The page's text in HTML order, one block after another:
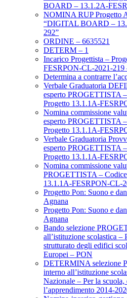
BOARD – 13.1.2A-
NOMINA RUP Progetto
“DIGITAL BOARD –
292”
ORDINE – 6635521
DETERM – 1
Incarico Progettista –
FESRPON-CL-2021-219
Determina a contrarre
Verbale Graduatoria
esperto PROGETTISTA
Progetto 13.1.1A-
Nomina commissione
esperto PROGETTISTA
Progetto 13.1.1A-
Verbale Graduatoria
esperto PROGETTISTA
Progetto 13.1.1A-
Nomina commissione
PROGETTISTA –
13.1.1A-FESRPON-CL-
Progetto Pon: Suono e
Agnana
Progetto Pon: Suono e
Agnana
Bando selezione
all’istituzione scolastica –
strutturato degli edifici
Europei – PON
DETERMINA selezione
interno all’istituzione
Nazionale – Per la
l’apprendimento 2014-